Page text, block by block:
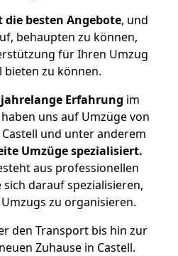
die besten Angebote, und
behaupten zu können,
für Ihren Umzug
bieten zu können.
Erfahrung im
uns auf Umzüge von
und unter anderem
Umzüge spezialisiert.
aus professionellen
darauf spezialisieren,
zu organisieren.
den Transport bis hin zur
Zuhause in Castell.